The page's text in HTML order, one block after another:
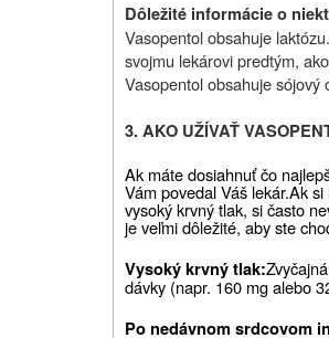
Dôležité informácie o
Vasopentol obsahuje
svojmu lekárovi predtým,
Vasopentol obsahuje
3. AKO UŽÍVAŤ
Ak máte dosiahnuť čo
Vám povedal Váš lekár.Ak si
vysoký krvný tlak, si často
je veľmi dôležité, aby ste
Vysoký krvný tlak:
dávky (napr. 160 mg alebo
Po nedávnom srdcovom